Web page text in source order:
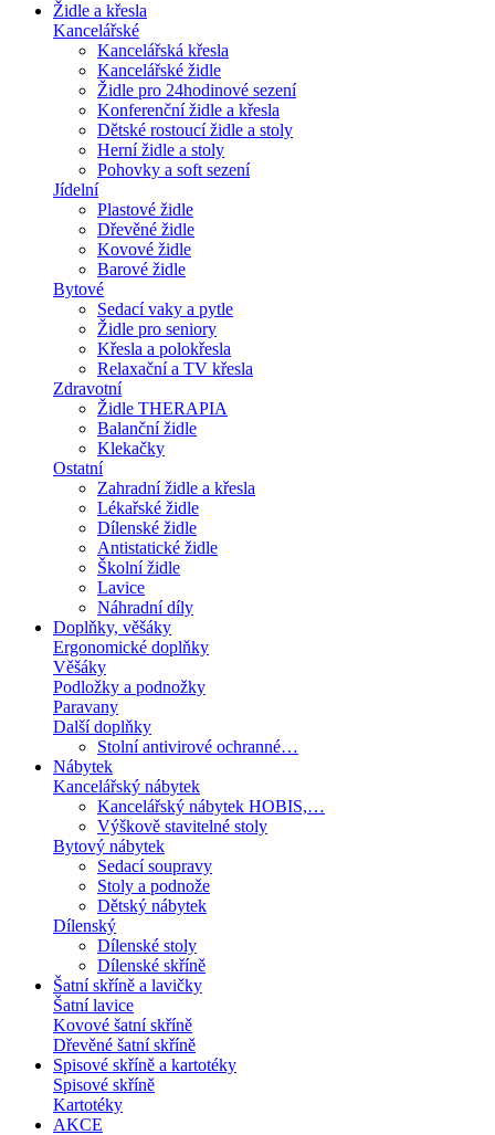
Židle a křesla
Kancelářské
Kancelářská křesla
Kancelářské židle
Židle pro 24hodinové sezení
Konferenční židle a křesla
Dětské rostoucí židle a stoly
Herní židle a stoly
Pohovky a soft sezení
Jídelní
Plastové židle
Dřevěné židle
Kovové židle
Barové židle
Bytové
Sedací vaky a pytle
Židle pro seniory
Křesla a polokřesla
Relaxační a TV křesla
Zdravotní
Židle THERAPIA
Balanční židle
Klekačky
Ostatní
Zahradní židle a křesla
Lékařské židle
Dílenské židle
Antistatické židle
Školní židle
Lavice
Náhradní díly
Doplňky, věšáky
Ergonomické doplňky
Věšáky
Podložky a podnožky
Paravany
Další doplňky
Stolní antivirové ochranné…
Nábytek
Kancelářský nábytek
Kancelářský nábytek HOBIS,…
Výškově stavitelné stoly
Bytový nábytek
Sedací soupravy
Stoly a podnože
Dětský nábytek
Dílenský
Dílenské stoly
Dílenské skříně
Šatní skříně a lavičky
Šatní lavice
Kovové šatní skříně
Dřevěné šatní skříně
Spisové skříně a kartotéky
Spisové skříně
Kartotéky
AKCE